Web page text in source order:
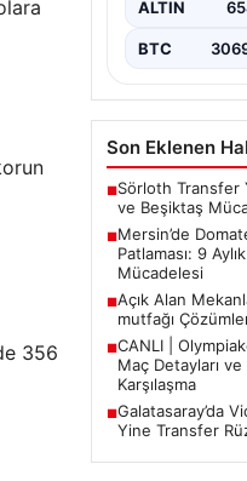
356
tarihinde…
ALTIN
BTC
Son Eklenen
■Sörloth Transfer
ve Beşiktaş
■Mersin’de
Patlaması: 9
Mücadelesi
■Açık Alan
mutfağı
■CANLI |
Maç Detayları
Karşılaşma
■Galatasaray’da
Yine Transfer